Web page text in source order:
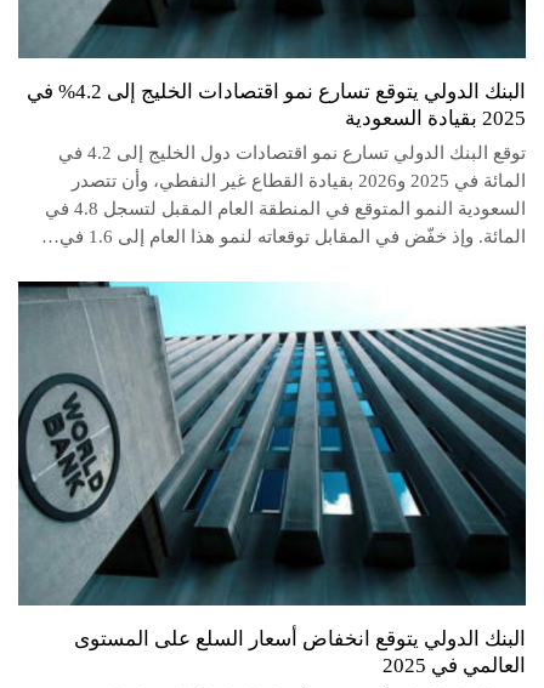
البنك الدولي يتوقع تسارع نمو اقتصادات الخليج إلى 4.2% في
2025 بقيادة السعودية
توقع البنك الدولي تسارع نمو اقتصادات دول الخليج إلى 4.2 في
المائة في 2025 و2026 بقيادة القطاع غير النفطي، وأن تتصدر
السعودية النمو المتوقع في المنطقة العام المقبل لتسجل 4.8 في
المائة. وإذ خفّض في المقابل توقعاته لنمو هذا العام إلى 1.6 في…
البنك الدولي يتوقع انخفاض أسعار السلع على المستوى
العالمي في 2025